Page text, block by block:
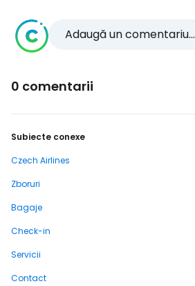
Adaugă un comentariu...
0 comentarii
Subiecte conexe
Czech Airlines
Zboruri
Bagaje
Check-in
Servicii
Contact